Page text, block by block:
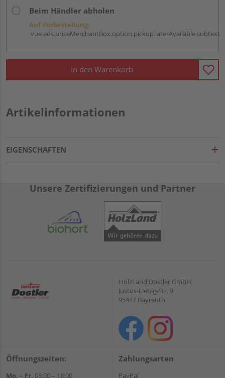
Beim Händler abholen
Auf Vorbestellung:
vue.ads.priceMerchantBox.option.pickup.laterAvailable.subtext
In den Warenkorb
Artikelinformationen
EIGENSCHAFTEN
Unsere Zertifizierungen und Partner
HolzLand Dostler GmbH
Justus-Liebig-Str. 9
95447 Bayreuth
Öffnungszeiten:
Mo. – Fr. 08:00 – 18:00
Zahlungsarten
PayPal